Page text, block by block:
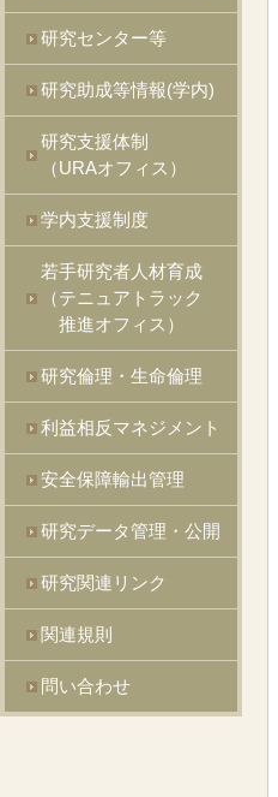
研究センター等
研究助成等情報(学内)
研究支援体制
（URAオフィス）
学内支援制度
若手研究者人材育成
（テニュアトラック
推進オフィス）
研究倫理・生命倫理
利益相反マネジメント
安全保障輸出管理
研究データ管理・公開
研究関連リンク
関連規則
問い合わせ